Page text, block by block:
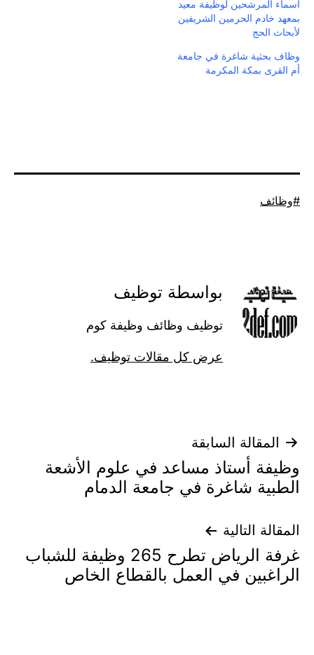
أسماء المرشحين لوظيفة معيد
بمعهد خادم الحرمين الشريفين
لأبحاث الحج
وظاف بحثية شاغرة في جامعة
أم القرى بمكة المكرمة
موسوم
وظائف
بواسطة توظيف
توظيف وظائف وظيفة كوم
عرض كل مقالات توظيف.
تصفّح
المقالات
المقالة السابقة
وظيفة أستاذ مساعد في علوم الأشعة
الطبية شاغرة في جامعة الدمام
المقالة التالية
غرفة الرياض تطرح 265 وظيفة للشباب
الراغبين في العمل بالقطاع الخاص